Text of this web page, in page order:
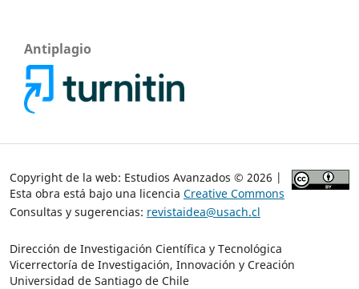
Antiplagio
Copyright de la web: Estudios Avanzados © 2026 |
Esta obra está bajo una licencia Creative Commons
Consultas y sugerencias: revistaidea@usach.cl
Dirección de Investigación Científica y Tecnológica
Vicerrectoría de Investigación, Innovación y Creación
Universidad de Santiago de Chile